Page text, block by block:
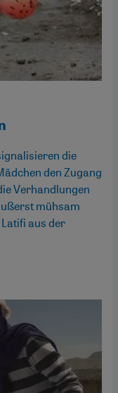
die
den Zugang
Verhandlungen
mühsam
aus der